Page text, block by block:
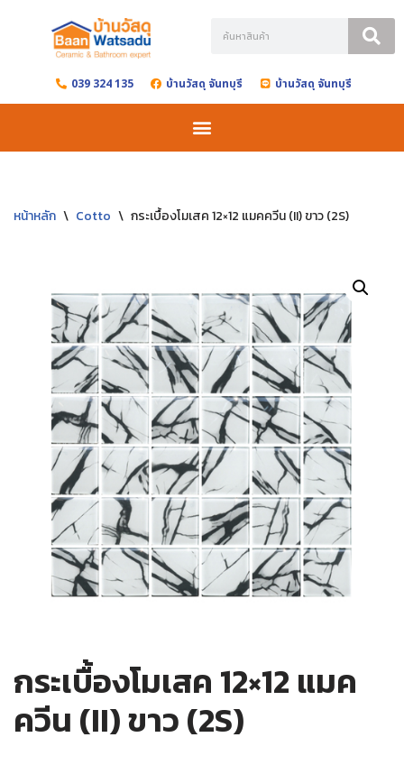
content 039 324 135 บ้านวัสดุ จันทบุรี บ้านวัสดุ จันทบุรี
หน้าหลัก \ Cotto \ กระเบื้องโมเสค 12×12 แมคควีน (II) ขาว (2S)
กระเบื้องโมเสค 12×12 แมค
ควีน (II) ขาว (2S)